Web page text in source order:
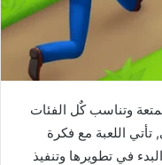
وتناسب كٌل الفئات
تأتي اللعبة مع فكرة
في تطويرها وتنفيذ